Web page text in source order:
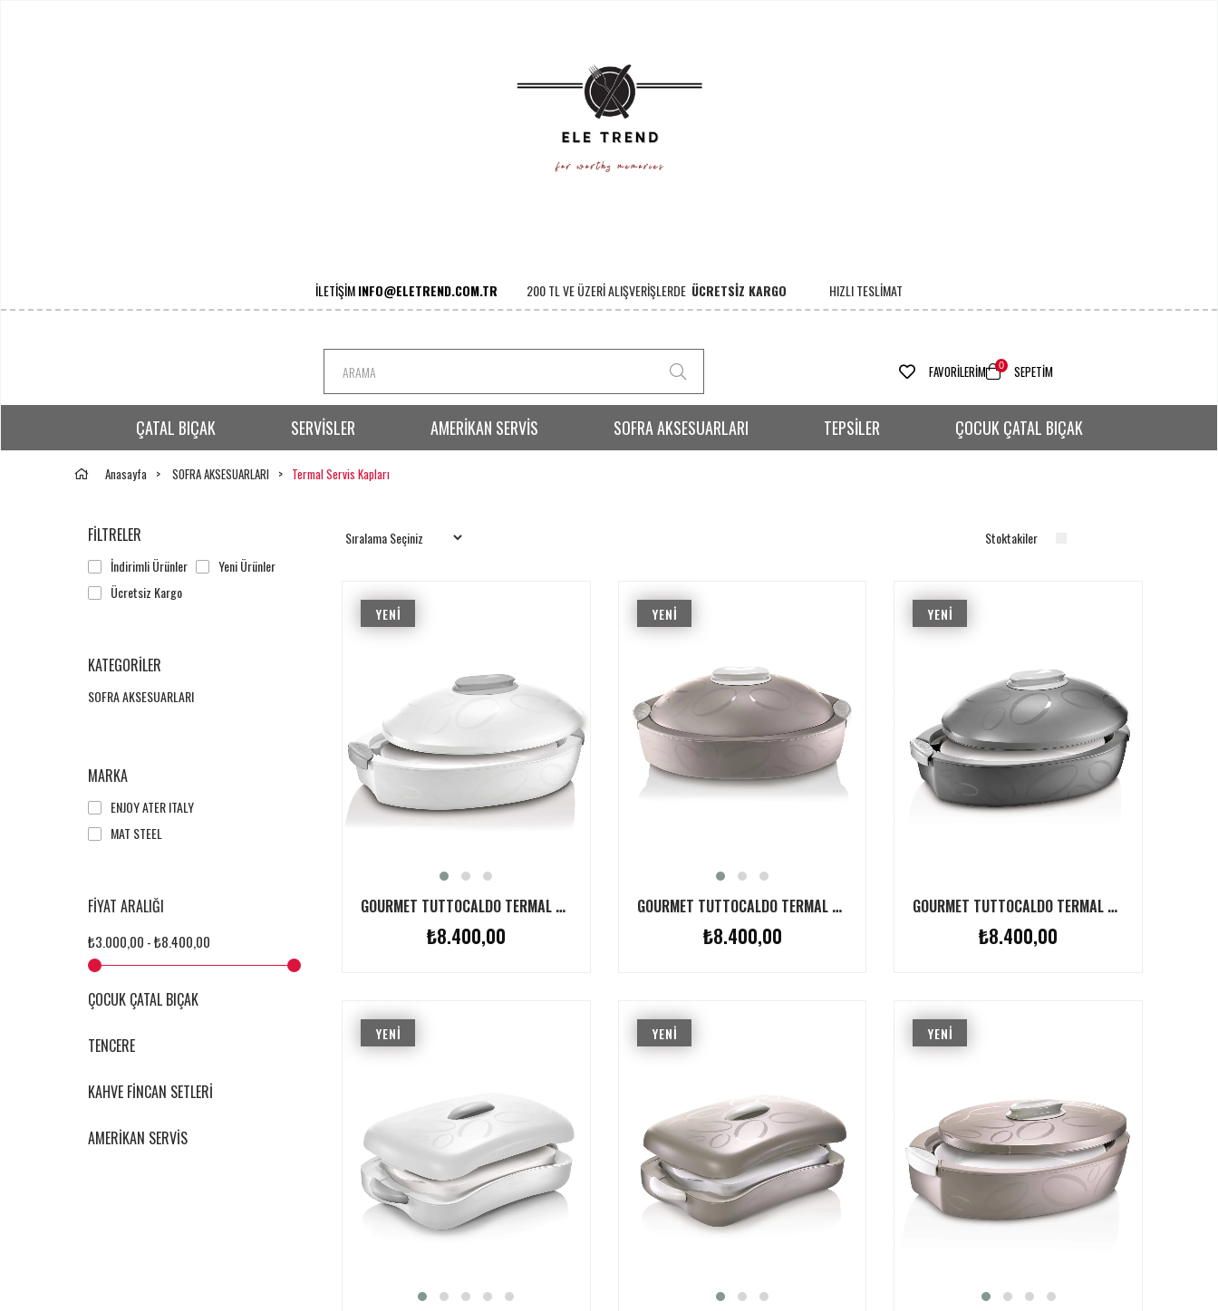
İLETİŞİMINFO@ELETREND.COM.TR 200 TL VE ÜZERI ALIŞVERIŞLERDE ÜCRETSİZ KARGO HIZLI TESLİMAT
FAVORILERIM SEPETIM
0
ÇATAL BIÇAK SERVİSLER AMERİKAN SERVİS SOFRA AKSESUARLARI TEPSİLER ÇOCUK ÇATAL BIÇAK
Anasayfa SOFRA AKSESUARLARI Termal Servis Kapları
FILTRELER
İndirimli Ürünler
Yeni Ürünler
Ücretsiz Kargo
KATEGORILER
SOFRA AKSESUARLARI
MARKA
ENJOY ATER ITALY
MAT STEEL
FIYAT ARALIĞI
₺3.000,00 - ₺8.400,00
ÇOCUK ÇATAL BIÇAK
TENCERE
KAHVE FİNCAN SETLERİ
AMERİKAN SERVİS
Stoktakiler
GOURMET TUTTOCALDO TERMAL SERVIS KABI 4L
₺8.400,00
YENI
GOURMET TUTTOCALDO TERMAL SERVIS KABI FINDIK 4L
₺8.400,00
YENI
GOURMET TUTTOCALDO TERMAL SERVIS KABI GRI 4L
₺8.400,00
YENI
YENI
YENI
YENI